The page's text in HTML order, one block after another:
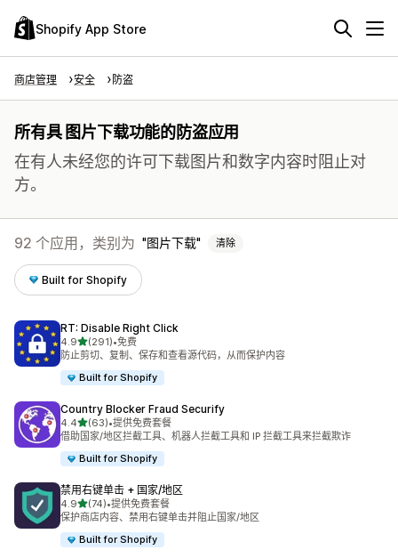
Shopify App Store
商店管理 安全 防盗
所有具 图片下载功能的防盗应用
在有人未经您的许可下载图片和数字内容时阻止对
方。
92 个应用，类别为 图片下载 清除
Built for Shopify
RT: Disable Right Click
4.9星（满分 5 星）
(291)
总共 291 条评论
•免费
防止剪切、复制、保存和查看源代码，从而保护内容
Built for Shopify
Country Blocker Fraud Securify
4.4星（满分 5 星）
(63)
总共 63 条评论
•提供免费套餐
借助国家/地区拦截工具、机器人拦截工具和 IP 拦截工具来拦截欺诈
Built for Shopify
禁用右键单击 + 国家/地区
4.9星（满分 5 星）
(74)
总共 74 条评论
•提供免费套餐
保护商店内容、禁用右键单击并阻止国家/地区
Built for Shopify